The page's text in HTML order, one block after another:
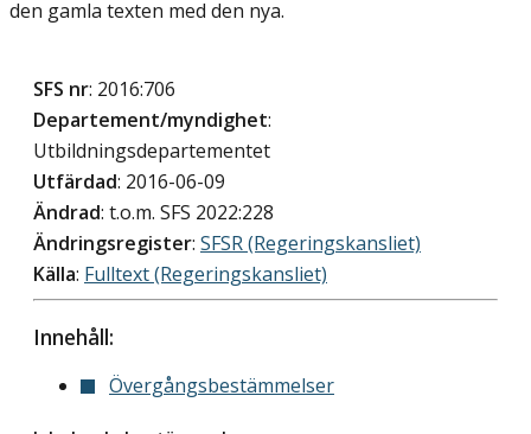
den gamla texten med den nya.
SFS nr: 2016:706
Departement/myndighet:
Utbildningsdepartementet
Utfärdad: 2016-06-09
Ändrad: t.o.m. SFS 2022:228
Ändringsregister: SFSR (Regeringskansliet)
Källa: Fulltext (Regeringskansliet)
Innehåll:
Övergångsbestämmelser